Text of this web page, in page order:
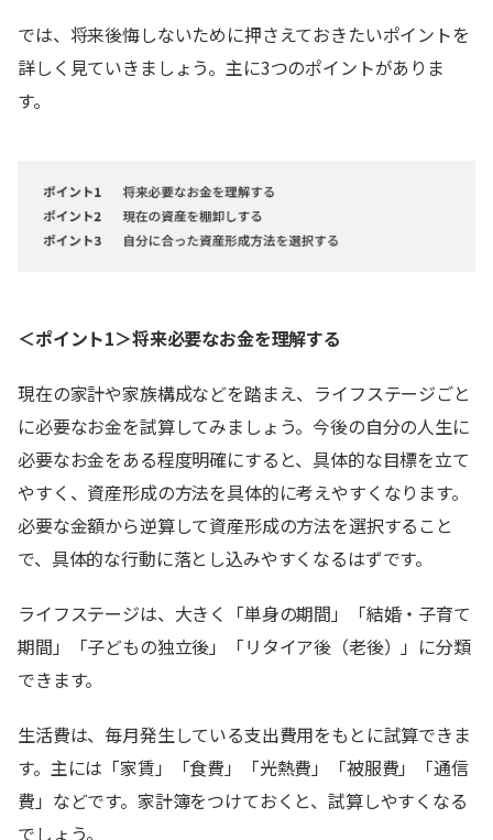
では、将来後悔しないために押さえておきたいポイントを
詳しく見ていきましょう。主に3つのポイントがありま
す。
＜ポイント1＞将来必要なお金を理解する
現在の家計や家族構成などを踏まえ、ライフステージごと
に必要なお金を試算してみましょう。今後の自分の人生に
必要なお金をある程度明確にすると、具体的な目標を立て
やすく、資産形成の方法を具体的に考えやすくなります。
必要な金額から逆算して資産形成の方法を選択すること
で、具体的な行動に落とし込みやすくなるはずです。
ライフステージは、大きく「単身の期間」「結婚・子育て
期間」「子どもの独立後」「リタイア後（老後）」に分類
できます。
生活費は、毎月発生している支出費用をもとに試算できま
す。主には「家賃」「食費」「光熱費」「被服費」「通信
費」などです。家計簿をつけておくと、試算しやすくなる
でしょう。